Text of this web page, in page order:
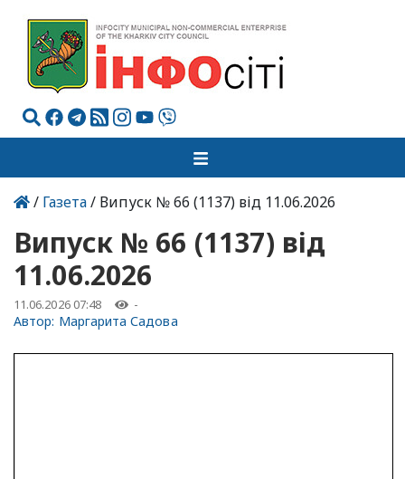
/ Газета/ Випуск № 66 (1137) від 11.06.2026
Випуск № 66 (1137) від
11.06.2026
11.06.2026 07:48 -
Автор: Маргарита Садова